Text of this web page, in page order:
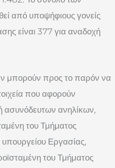
από υποψήφιους γονείς
είναι 377 για αναδοχή
μπορούν προς το παρόν να
που αφορούν
ασυνόδευτων ανηλίκων,
του Τμήματος
Εργασίας,
του Τμήματος